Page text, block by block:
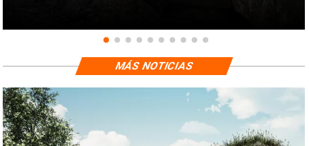
MÁS NOTICIAS